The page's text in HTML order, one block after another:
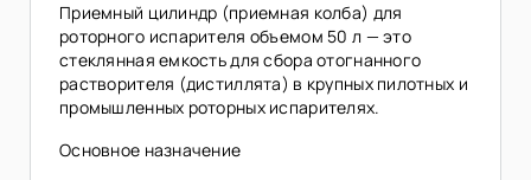
Приемный цилиндр (приемная колба) для
роторного испарителя объемом 50 л — это
стеклянная емкость для сбора отогнанного
растворителя (дистиллята) в крупных пилотных и
промышленных роторных испарителях.
Основное назначение